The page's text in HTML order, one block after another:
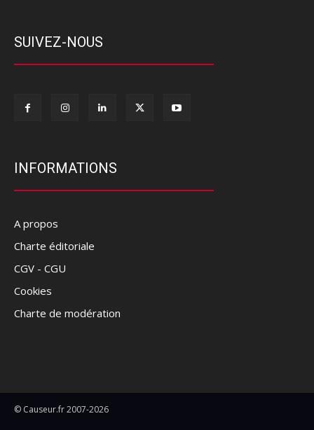
SUIVEZ-NOUS
INFORMATIONS
A propos
Charte éditoriale
CGV - CGU
Cookies
Charte de modération
© Causeur.fr 2007-2026